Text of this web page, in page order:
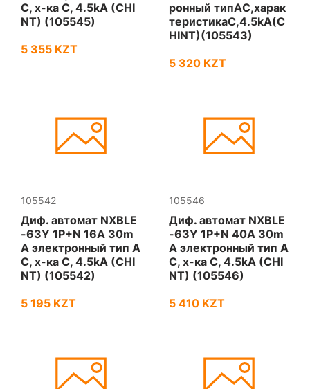
С, х-ка С, 4.5kA (CHI
NT) (105545)
5 355 KZT
ронный типAС,харак
теристикаС,4.5kA(C
HINT)(105543)
5 320 KZT
105542
Диф. автомат NXBLE
-63Y 1P+N 16А 30m
A электронный тип A
С, х-ка С, 4.5kA (CHI
NT) (105542)
5 195 KZT
105546
Диф. автомат NXBLE
-63Y 1P+N 40А 30m
A электронный тип A
С, х-ка С, 4.5kA (CHI
NT) (105546)
5 410 KZT